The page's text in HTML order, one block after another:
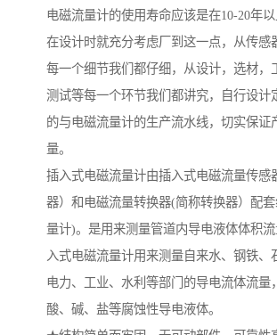
电磁流量计的使用寿命应该是在10-20年以
在设计时就充分考虑厂到这一点，从传感
每一个细节我们都仔细，从设计，选材，
测试等每一个环节我们都讲究，自行设计
的与电磁流量计的生产流水线，切实保证
量。
插入式电磁流量计由插入式电磁流量传感
器）和电磁流量转换器(简称转换器）配
量计)。是用来测量管道内导电液体体积
入式电磁流量计用来测量自来水、钢铁、
电力、工业、水利等部门的导电流体流量
酸、碱、盐等腐蚀性导电液体。